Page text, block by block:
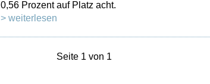
0,56 Prozent auf Platz acht.
> weiterlesen
Seite 1 von 1